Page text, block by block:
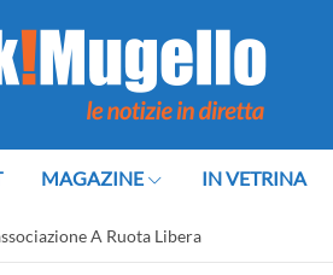
MAGAZINE IN VETRINA
A Ruota Libera